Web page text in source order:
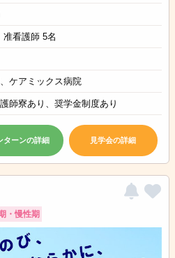
准看護師 5名
ケアミックス病院
師寮あり、奨学金制度あり
ターンの詳細 見学会の詳細
・慢性期